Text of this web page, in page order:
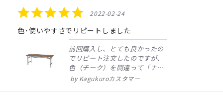
5.0
star
rating
2022-02-24
色･使いやすさでリピートしました
前回購入し、とても良かったの
でリピート注文したのですが、
色（チーク）を間違って「ナチ
ュラル」としてしまいました。
Kagukuroカスタマー